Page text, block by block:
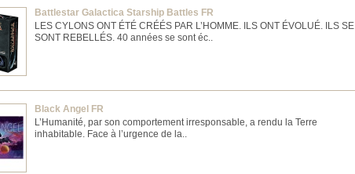
Battlestar Galactica Starship Battles FR
LES CYLONS ONT ÉTÉ CRÉÉS PAR L’HOMME. ILS ONT ÉVOLUÉ. ILS SE
SONT REBELLÉS. 40 années se sont éc..
Black Angel FR
L’Humanité, par son comportement irresponsable, a rendu la Terre
inhabitable. Face à l’urgence de la..